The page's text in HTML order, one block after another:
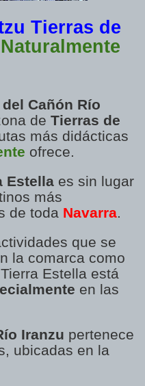
Tierras de
Naturalmente
Cañón Río
de Tierras de
más didácticas
ofrece.
Estella es sin lugar
más
de toda Navarra.
que se
la comarca como
Estella está
en las
Iranzu pertenece
ubicadas en la